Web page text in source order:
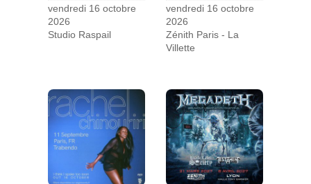
vendredi 16 octobre
2026
Studio Raspail
vendredi 16 octobre
2026
Zénith Paris - La
Villette